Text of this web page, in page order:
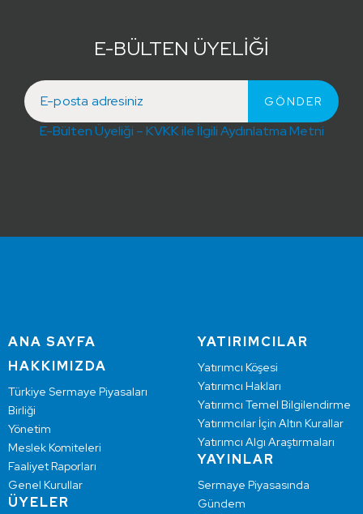
E-BÜLTEN ÜYELİĞİ
E-Bülten Üyeliği – KVKK ile İlgili Aydınlatma Metni
ANA SAYFA
HAKKIMIZDA
Türkiye Sermaye Piyasaları
Birliği
Yönetim
Meslek Komiteleri
Faaliyet Raporları
Genel Kurullar
ÜYELER
YATIRIMCILAR
Yatırımcı Köşesi
Yatırımcı Hakları
Yatırımcı Temel Bilgilendirme
Yatırımcılar İçin Altın Kurallar
Yatırımcı Algı Araştırmaları
YAYINLAR
Sermaye Piyasasında
Gündem